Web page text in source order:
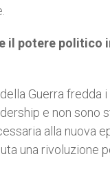
il potere politico
Guerra fredda
e non sono
alla nuova
una rivoluzione